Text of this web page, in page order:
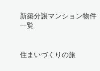
新築分譲マンション物件
一覧
住まいづくりの旅